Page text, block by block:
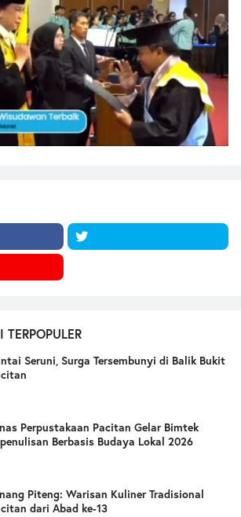
Seruni, Surga Tersembunyi di Balik Bukit
Perpustakaan Pacitan Gelar Bimtek
Berbasis Budaya Lokal 2026
Piteng: Warisan Kuliner Tradisional
dari Abad ke-13